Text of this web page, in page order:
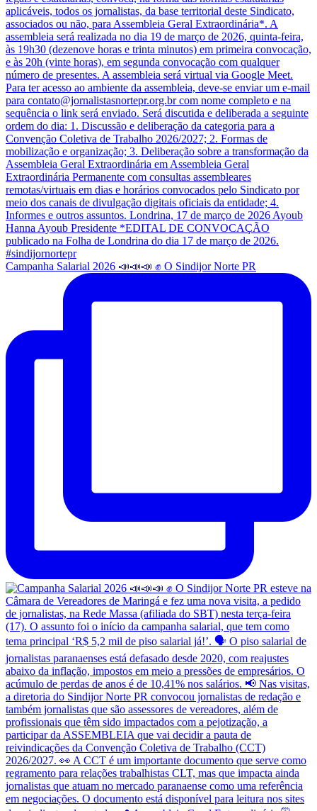
Campanha Salarial 2026 📣📣📣 ✊ O Sindijor Norte PR